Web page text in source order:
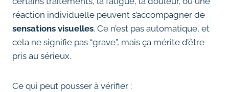
réaction individuelle peuvent s’accompagner de
sensations visuelles. Ce n’est pas automatique, et
cela ne signifie pas “grave”, mais ça mérite d’être
pris au sérieux.
Ce qui peut pousser à vérifier :